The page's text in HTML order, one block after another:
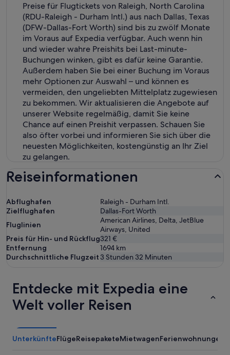
Preise für Flugtickets von Raleigh, North Carolina
(RDU-Raleigh - Durham Intl.) aus nach Dallas, Texas
(DFW-Dallas-Fort Worth) sind bis zu zwölf Monate
im Voraus auf Expedia verfügbar. Auch wenn hin
und wieder wahre Preishits bei Last-minute-
Buchungen winken, gibt es dafür keine Garantie.
Außerdem haben Sie bei einer Buchung im Voraus
mehr Optionen zur Auswahl – und können es
vermeiden, den ungeliebten Mittelplatz zugewiesen
zu bekommen. Wir aktualisieren die Angebote auf
unserer Website regelmäßig, damit Sie keine
Chance auf einen Preishit verpassen. Schauen Sie
also öfter vorbei und informieren Sie sich über die
neuesten Möglichkeiten, kostengünstig an Ihr Ziel
zu gelangen.
Reiseinformationen
Abflughafen
Raleigh - Durham Intl.
Zielflughafen
Dallas-Fort Worth
Fluglinien
American Airlines, Delta, JetBlue
Airways, United
Preis für Hin- und Rückflug321 €
Entfernung
1694 km
Durchschnittliche Flugzeit 3 Stunden 32 Minuten
Entdecke mit Expedia eine
Welt voller Reisen
UnterkünfteFlügeReisepaketeMietwagenFerienwohnungen